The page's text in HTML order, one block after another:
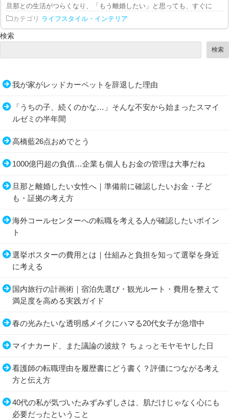
旦那との生活がつらくなり、「もう離婚したい」と思っても、すぐに動け
カテゴリ ライフスタイル・インテリア
検索
検索
我が家がレッドカーペットを辞退した理由
「うちの子、続くのかな…」そんな不安から始まったスマイ
ルゼミの半年間
高橋藍26点おめでとう
1000億円超の負債…企業も個人もお金の管理は大事だね
旦那と離婚したい女性へ｜準備前に確認したいお金・子ど
も・証拠の考え方
海外コールセンターへの転職を考える人が確認したいポイン
ト
選挙ポスターの費用とは｜仕組みと負担を知って選挙を身近
に考える
国内旅行の計画術｜宿泊先選び・観光ルート・費用を整えて
満足度を高める実践ガイド
春の光みたいな透明感メイクにハマる20代女子が急増中
マイナカード、また議論の波紋？ ちょっとモヤモヤした日
看護師の転職理由を履歴書にどう書く？評価につながる考え
方と伝え方
40代の私が気づいたみずみずしさは、肌だけじゃなく心にも
必要だったということ